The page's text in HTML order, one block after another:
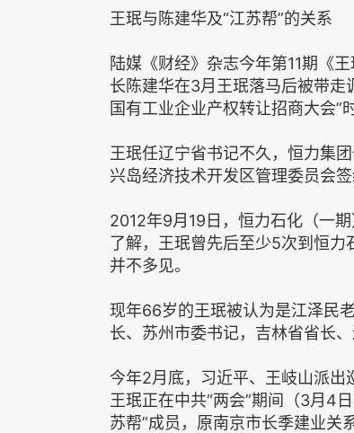
王珉与陈建华及“江苏帮”的关系
陆媒《财经》杂志今年第11期《
长陈建华在3月王珉落马后被带
国有工业企业产权转让招商大会”
王珉任辽宁省书记不久，恒力集
兴岛经济技术开发区管理委员会
2012年9月19日，恒力石化（一
了解，王珉曾先后至少5次到恒
并不多见。
现年66岁的王珉被认为是江泽民
长、苏州市委书记，吉林省省长、
今年2月底，习近平、王岐山派出
王珉正在中共“两会”期间（3月4
苏帮”成员，原南京市长季建业关